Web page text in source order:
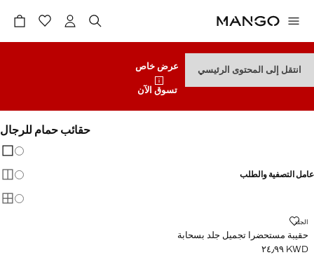
انتقل إلى المحتوى الرئيسي
عرض خاص
تسوق الآن
حقائب حمام للرجال
عامل التصفية والطلب
الجلد
حقيبة مستحضرا تجميل جلد بسحابة
السعر الحالي [KWD ٢٤٫٩٩ ]
KWD ٢٤٫٩٩